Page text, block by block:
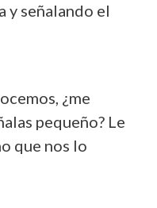
y señalando el
¿me
pequeño? Le
que nos lo